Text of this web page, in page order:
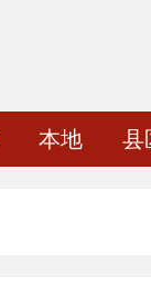
本地 县